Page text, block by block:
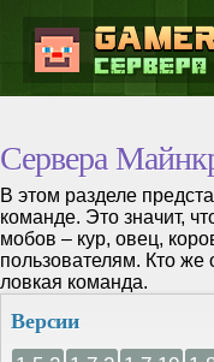
Сервера
В этом разделе
команде. Это значит,
мобов – кур, овец,
пользователям. Кто же
ловкая команда.
Версии